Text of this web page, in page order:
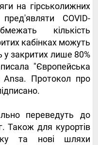
на гірськолижних
COVID-
кількість
кабінках можуть
у закритих лише 80%
"Європейська
Протокол про
переведуть до
Також для курортів
та нові шляхи